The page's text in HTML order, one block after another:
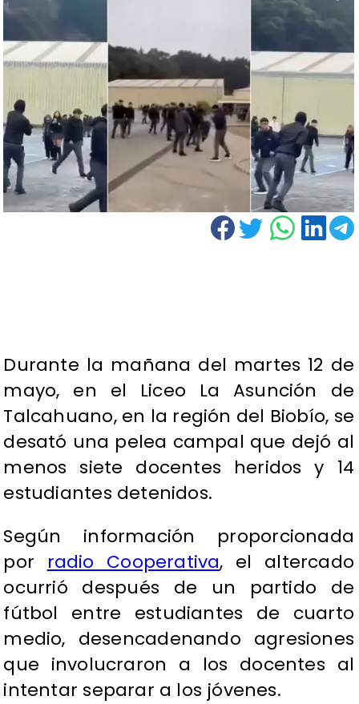
Durante la mañana del martes 12 de
mayo, en el Liceo La Asunción de
Talcahuano, en la región del Biobío, se
desató una pelea campal que dejó al
menos siete docentes heridos y 14
estudiantes detenidos.
Según información proporcionada
por radio Cooperativa, el altercado
ocurrió después de un partido de
fútbol entre estudiantes de cuarto
medio, desencadenando agresiones
que involucraron a los docentes al
intentar separar a los jóvenes.